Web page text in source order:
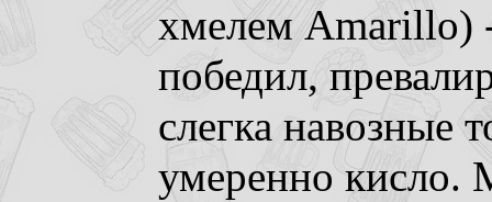
хмелем Amarillo)
победил,
слегка навозные
умеренно кисло.